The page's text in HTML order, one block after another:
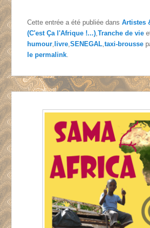
retour d'une soirée
torride en
discothèque. Folles
sont mes pensées
mon désir de te
serrer dans ma main,
plaisir…
Cette entrée a été publiée dansArtistes
(C'est Ça l'Afrique !...) ,Tranche de vie
humour livre ,SENEGAL ,taxi-brousse
lepermalink